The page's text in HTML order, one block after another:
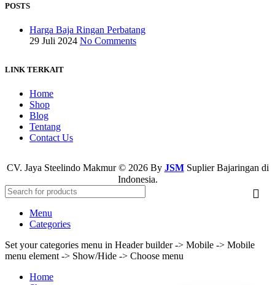
POSTS
Harga Baja Ringan Perbatang
29 Juli 2024 No Comments
LINK TERKAIT
Home
Shop
Blog
Tentang
Contact Us
CV. Jaya Steelindo Makmur © 2026 By JSMSuplier Bajaringan di
Indonesia.
Menu
Categories
Set your categories menu in Header builder -> Mobile -> Mobile
menu element -> Show/Hide -> Choose menu
Home